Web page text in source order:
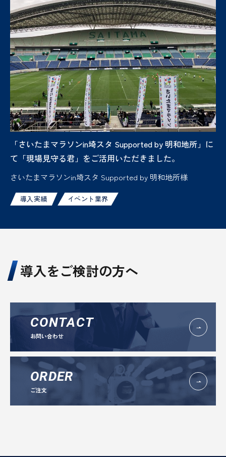
「さいたまマラソンin埼スタ Supported by 明和地所」に
て「現場見守る君」をご活用いただきました。
さいたまマラソンin埼スタ Supported by 明和地所様
導入実績 イベント業界
導入をご検討の方へ
CONTACT
お問い合わせ
ORDER
ご注文